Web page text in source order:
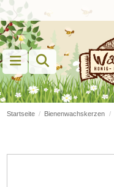
Startseite Bienenwachskerzen